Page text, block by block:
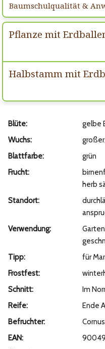
Baumschulqualität &
Pflanze mit
Halbstamm mit
Blüte:
gelbe
Wuchs:
Blattfarbe:
grün
Frucht:
herb
Standort:
Verwendung:
Tipp:
für
Frostfest:
Schnitt:
Im
Reife:
Ende
Befruchter:
EAN: